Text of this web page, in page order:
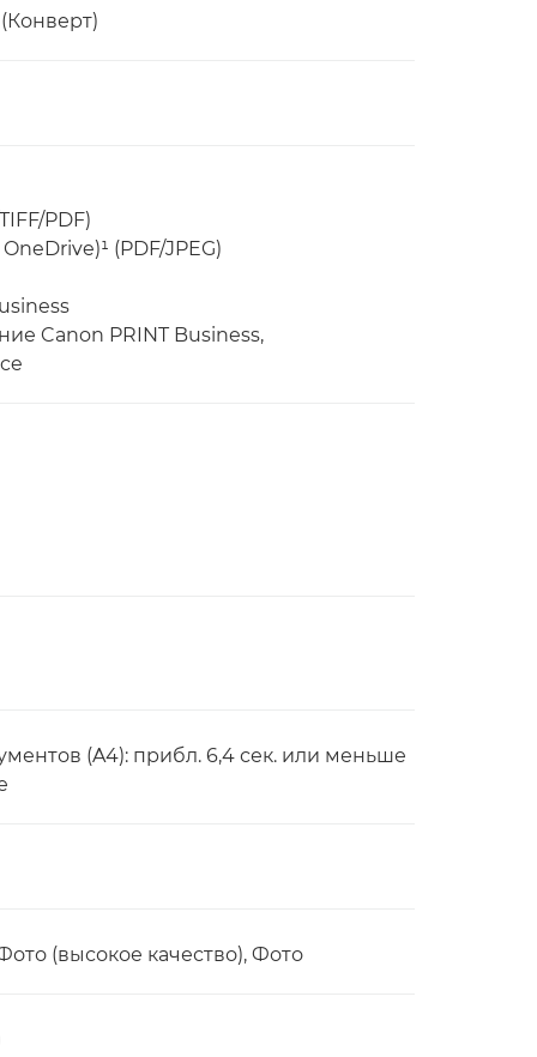
PDF)
(PDF/JPEG)
Canon PRINT Business,
(A4): прибл. 6,4 сек. или меньше
(высокое качество), Фото